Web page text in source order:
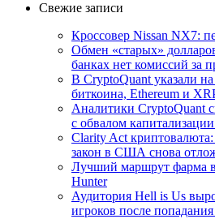
Свежие записи
Кроссовер Nissan NX7:
Обмен «старых»
банках нет комиссий за
В CryptoQuant указали
биткоина, Ethereum и
Аналитики CryptoQuant
с обвалом
Clarity Act
закон в США снова
Лучший маршрут фарма
Hunter
Аудитория Hell is Us
игроков после попадания